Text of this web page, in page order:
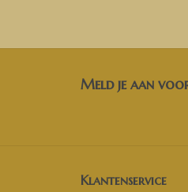
Meld je aan
Klantenservice